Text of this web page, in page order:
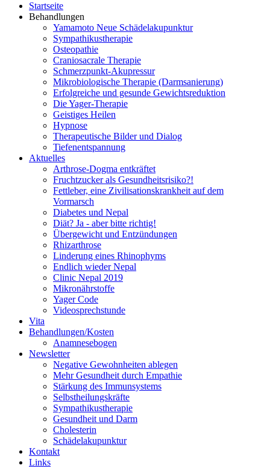
Startseite
Behandlungen
Yamamoto Neue Schädelakupunktur
Sympathikustherapie
Osteopathie
Craniosacrale Therapie
Schmerzpunkt-Akupressur
Mikrobiologische Therapie (Darmsanierung)
Erfolgreiche und gesunde Gewichtsreduktion
Die Yager-Therapie
Geistiges Heilen
Hypnose
Therapeutische Bilder und Dialog
Tiefenentspannung
Aktuelles
Arthrose-Dogma entkräftet
Fruchtzucker als Gesundheitsrisiko?!
Fettleber, eine Zivilisationskrankheit auf dem
Vormarsch
Diabetes und Nepal
Diät? Ja - aber bitte richtig!
Übergewicht und Entzündungen
Rhizarthrose
Linderung eines Rhinophyms
Endlich wieder Nepal
Clinic Nepal 2019
Mikronährstoffe
Yager Code
Videosprechstunde
Vita
Behandlungen/Kosten
Anamnesebogen
Newsletter
Negative Gewohnheiten ablegen
Mehr Gesundheit durch Empathie
Stärkung des Immunsystems
Selbstheilungskräfte
Sympathikustherapie
Gesundheit und Darm
Cholesterin
Schädelakupunktur
Kontakt
Links